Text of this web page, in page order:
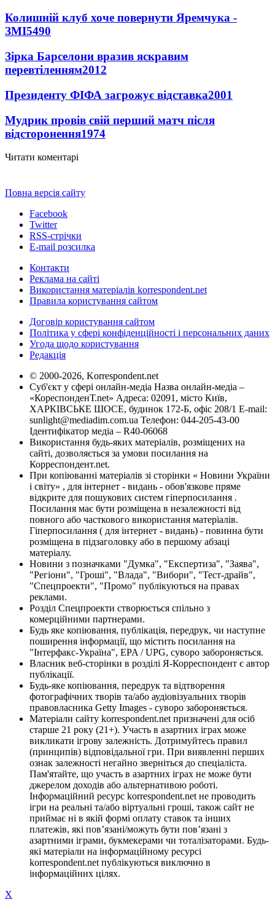
Колишній клуб хоче повернути Яремчука -
ЗМІ5490
Зірка Барселони вразив яскравим
перевтіленням2012
Президенту ФІФА загрожує відставка2001
Мудрик провів свій перший матч після
відсторонення1974
Читати коментарі
Повна версія сайту
Facebook
Twitter
RSS-стрічки
E-mail розсилка
Контакти
Реклама на сайті
Використання матеріалів korrespondent.net
Правила користування сайтом
Договір користування сайтом
Політика у сфері конфіденційності і персональних даних
Угода щодо користування
Редакція
© 2000-2026, Korrespondent.net
Суб'єкт у сфері онлайн-медіа Назва онлайн-медіа –
«КореспонденТ.net» Адреса: 02091, місто Київ,
ХАРКІВСЬКЕ ШОСЕ, будинок 172-Б, офіс 208/1 E-mail:
sunlight@mediadim.com.ua Телефон: 044-205-43-00
Ідентифікатор медіа – R40-06068
Використання будь-яких матеріалів, розміщених на
сайті, дозволяється за умови посилання на
Корреспондент.net.
При копіюванні матеріалів зі сторінки « Новини України
і світу» , для інтернет - видань - обов'язкове пряме
відкрите для пошукових систем гіперпосилання .
Посилання має бути розміщена в незалежності від
повного або часткового використання матеріалів.
Гіперпосилання ( для інтернет - видань) - повинна бути
розміщена в підзаголовку або в першому абзаці
матеріалу.
Новини з позначками "Думка", "Експертиза", "Заява",
"Регіони", "Гроші", "Влада", "Вибори", "Тест-драйв",
"Спецпроекти", "Промо" публікуються на правах
реклами.
Розділ Спецпроекти створюється спільно з
комерційними партнерами.
Будь яке копіювання, публікація, передрук, чи наступне
поширення інформації, що містить посилання на
"Інтерфакс-Україна", EPA / UPG, суворо забороняється.
Власник веб-сторінки в розділі Я-Корреспондент є автор
публікації.
Будь-яке копіювання, передрук та відтворення
фотографічних творів та/або аудіовізуальних творів
правовласника Getty Images - суворо забороняється.
Матеріали сайту korrespondent.net призначені для осіб
старше 21 року (21+). Участь в азартних іграх може
викликати ігрову залежність. Дотримуйтесь правил
(принципів) відповідальної гри. При виявленні перших
ознак залежності негайно зверніться до спеціаліста.
Пам'ятайте, що участь в азартних іграх не може бути
джерелом доходів або альтернативою роботі.
Інформаційний ресурс korrespondent.net не проводить
ігри на реальні та/або віртуальні гроші, також сайт не
приймає ні в якій формі оплату ставок та інших
платежів, які пов’язані/можуть бути пов’язані з
азартними іграми, букмекерами чи тоталізаторами. Будь-
які матеріали на інформаційному ресурсі
korrespondent.net публікуються виключно в
інформаційних цілях.
X